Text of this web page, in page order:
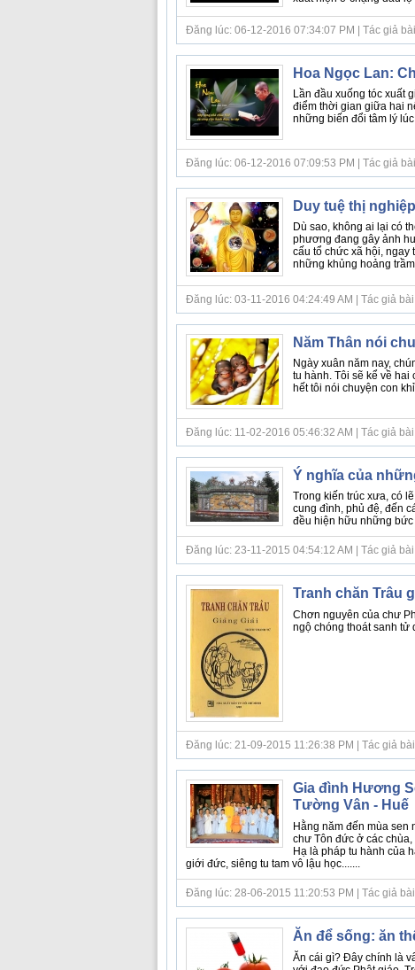
Đăng lúc: 06-12-2016 07:34:07 PM | Tác giả
Hoa Ngọc Lan:
Lần đầu xuống tóc xuất
điểm thời gian giữa hai
những biến đổi tâm lý
Đăng lúc: 06-12-2016 07:09:53 PM | Tác giả
Duy tuệ thị nghiệp
Dù sao, không ai lại có
phương đang gây ảnh
cấu tổ chức xã hội, ngay
những khủng hoảng
Đăng lúc: 03-11-2016 04:24:49 AM | Tác giả
Năm Thân nói
Ngày xuân năm nay,
tu hành. Tôi sẽ kể về hai
hết tôi nói chuyện con
Đăng lúc: 11-02-2016 05:46:32 AM | Tác giả
Ý nghĩa của
Trong kiến trúc xưa, có
cung đình, phủ đệ, đến
đều hiện hữu những bức
Đăng lúc: 23-11-2015 04:54:12 AM | Tác giả
Tranh chăn Trâu
Chơn nguyên của chư
ngộ chóng thoát sanh tử
Đăng lúc: 21-09-2015 11:26:38 PM | Tác giả
Gia đình Hương
Tường Vân - Huế
Hằng năm đến mùa sen
chư Tôn đức ở các
Hạ là pháp tu hành của
giới đức, siêng tu tam vô lậu học.......
Đăng lúc: 28-06-2015 11:20:53 PM | Tác giả
Ăn để sống: ăn
Ăn cái gì? Đây chính là